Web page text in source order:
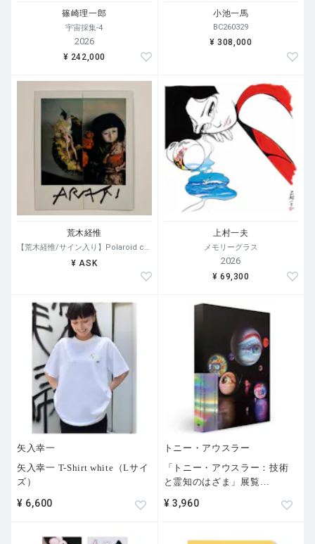
篠崎理一郎
宇宙採集-4
2026
¥ 242,000
小池一馬
BC260329
¥ 308,000
荒木経惟
【荒木経惟/サイン入り】Polaroid collage
¥ ASK
上村一夫
メモリーグラス
2026
¥ 69,300
矢入幸一
矢入幸一 T-Shirt white（Lサイ
ズ）
¥ 6,600
トニー・アウスラー
「トニー・アウスラー：技術
と霊知のはざま」展覧
¥ 3,960